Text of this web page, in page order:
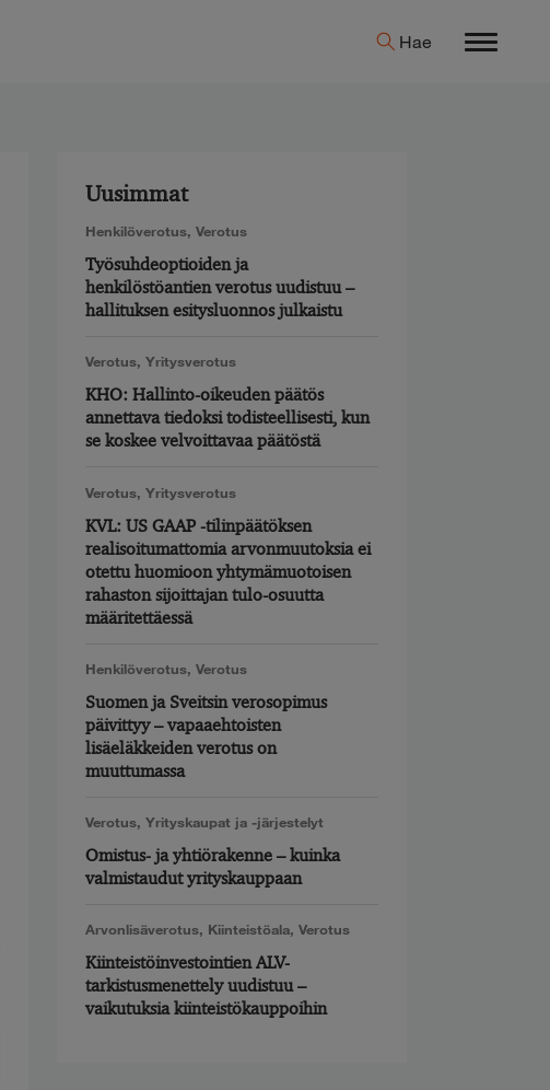
Hae Menu
Uusimmat
Henkilöverotus,Verotus
Työsuhdeoptioiden ja
henkilöstöantien verotus uudistuu –
hallituksen esitysluonnos julkaistu
Verotus,Yritysverotus
KHO: Hallinto-oikeuden päätös
annettava tiedoksi todisteellisesti, kun
se koskee velvoittavaa päätöstä
Verotus,Yritysverotus
KVL: US GAAP -tilinpäätöksen
realisoitumattomia arvonmuutoksia ei
otettu huomioon yhtymämuotoisen
rahaston sijoittajan tulo-osuutta
määritettäessä
Henkilöverotus,Verotus
Suomen ja Sveitsin verosopimus
päivittyy – vapaaehtoisten
lisäeläkkeiden verotus on
muuttumassa
Verotus,Yrityskaupat ja -järjestelyt
Omistus- ja yhtiörakenne – kuinka
valmistaudut yrityskauppaan
Arvonlisäverotus, Kiinteistöala,Verotus
Kiinteistöinvestointien ALV-
tarkistusmenettely uudistuu –
vaikutuksia kiinteistökauppoihin